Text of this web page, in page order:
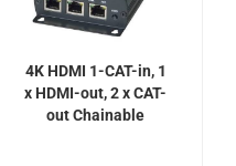
4K HDMI 1-CAT-in, 1
x HDMI-out, 2 x CAT-
out Chainable